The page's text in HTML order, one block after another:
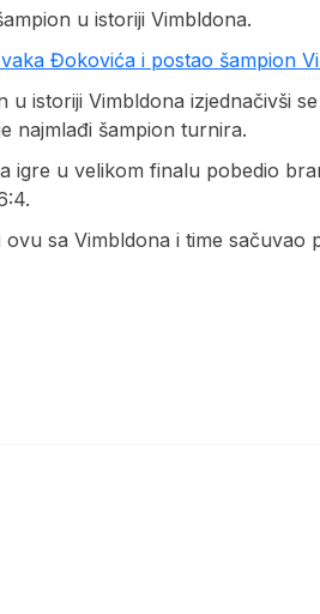
u istoriji Vimbldona.
Đokovića i postao šampion
istoriji Vimbldona izjednačivši
najmlađi šampion turnira.
igre u velikom finalu pobedio
sa Vimbldona i time